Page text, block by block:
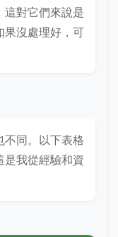
這對它們來說是
果沒處理好，可
不同。以下表格
是我從經驗和資